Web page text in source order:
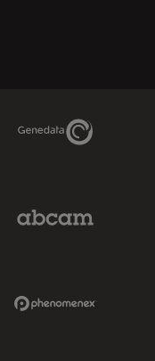
Genedata Link